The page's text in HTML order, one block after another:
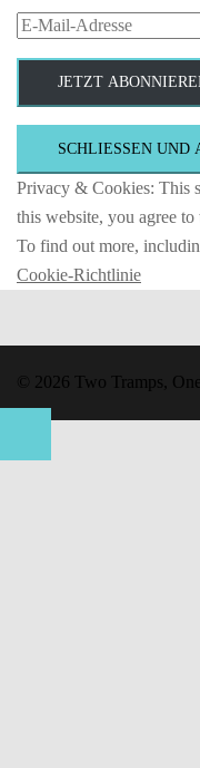
E-
Mail-
AdresseJETZT
Privacy & Cookies: This
this website, you agree to
To find out more,
Cookie-Richtlinie
© 2026 Two Tramps,